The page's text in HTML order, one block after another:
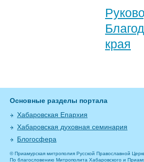
края
Основные разделы портала
Хабаровская Епархия
Хабаровская духовная семинария
Блогосфера
© Приамурская митрополия Русской Православной
По благословению Митрополита Хабаровского и